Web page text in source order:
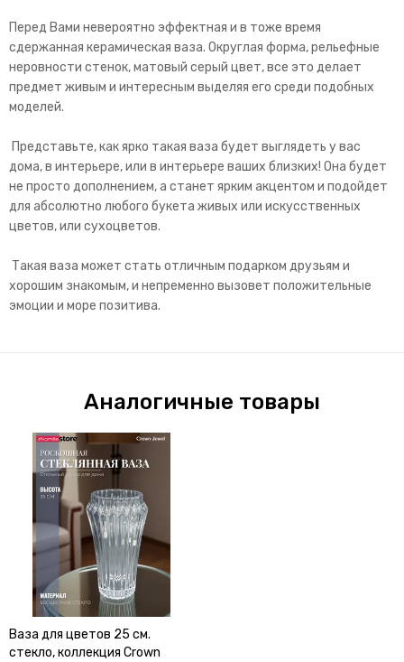
Перед Вами невероятно эффектная и в тоже время
сдержанная керамическая ваза. Округлая форма, рельефные
неровности стенок, матовый серый цвет, все это делает
предмет живым и интересным выделяя его среди подобных
моделей.
Представьте, как ярко такая ваза будет выглядеть у вас
дома, в интерьере, или в интерьере ваших близких! Она будет
не просто дополнением, а станет ярким акцентом и подойдет
для абсолютно любого букета живых или искусственных
цветов, или сухоцветов.
Такая ваза может стать отличным подарком друзьям и
хорошим знакомым, и непременно вызовет положительные
эмоции и море позитива.
Аналогичные товары
Ваза для цветов 25 см.
стекло, коллекция Crown